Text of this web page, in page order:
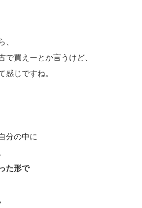
、
で買えーとか言うけど、
感じですね。
分の中に
た形で